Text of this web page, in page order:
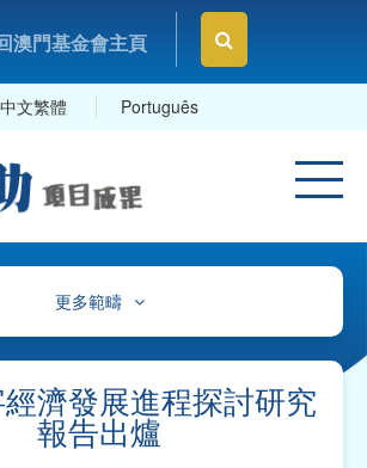
澳門基金會主頁
中文繁體 Português
更多範疇
樂
濟發展進程探討研究
報告出爐